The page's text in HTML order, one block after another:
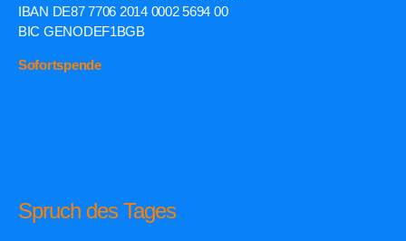
IBAN DE87 7706 2014 0002 5694 00
BIC GENODEF1BGB
Sofortspende
Spruch des Tages